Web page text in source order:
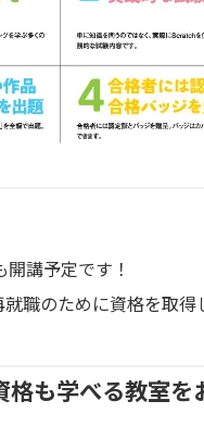
開講予定です！
職のために資格を取得
も学べる教室を